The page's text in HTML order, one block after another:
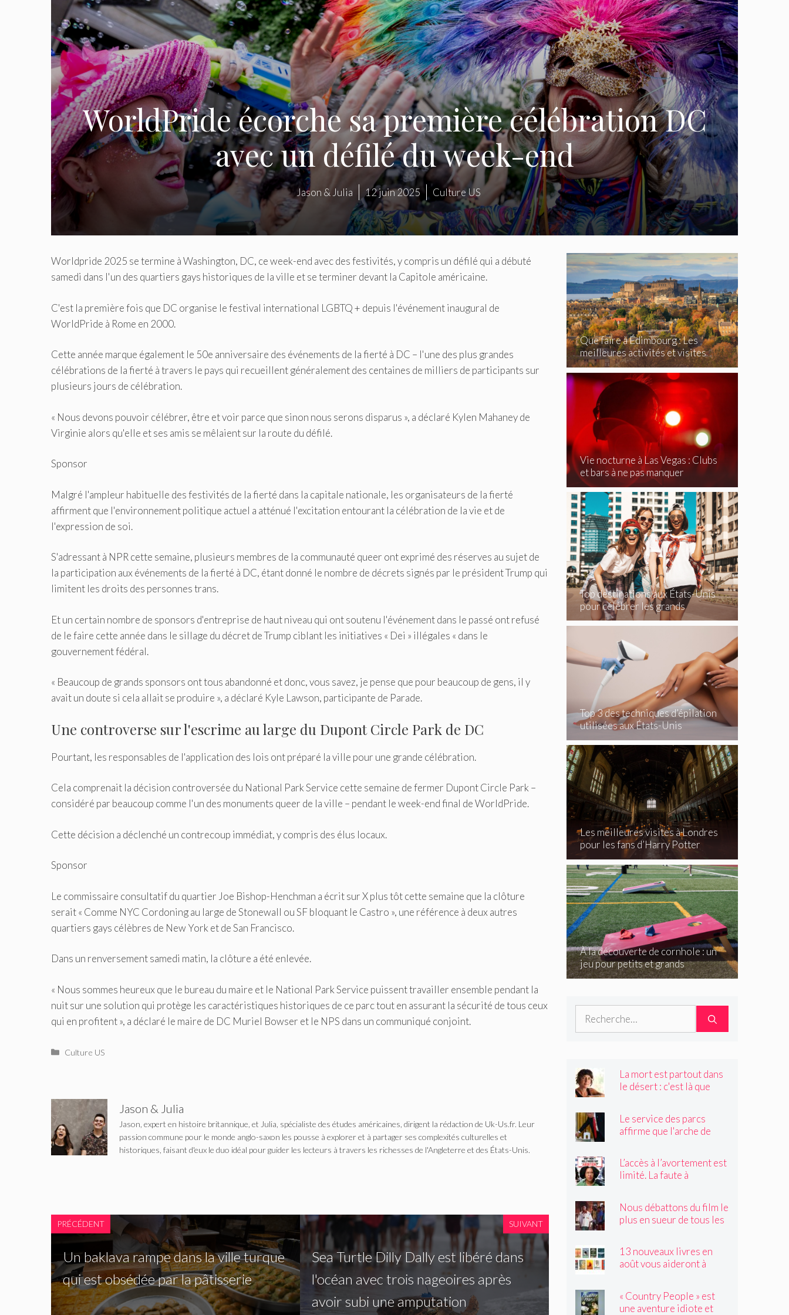
WorldPride écorche sa première célébration DC
avec un défilé du week-end
Jason & Julia 12 juin 2025 Culture US
Worldpride 2025 se termine à Washington, DC, ce week-end avec des festivités, y compris un défilé qui a débuté
samedi dans l'un des quartiers gays historiques de la ville et se terminer devant la Capitole américaine.
C'est la première fois que DC organise le festival international LGBTQ + depuis l'événement inaugural de
WorldPride à Rome en 2000.
Cette année marque également le 50e anniversaire des événements de la fierté à DC – l'une des plus grandes
célébrations de la fierté à travers le pays qui recueillent généralement des centaines de milliers de participants sur
plusieurs jours de célébration.
« Nous devons pouvoir célébrer, être et voir parce que sinon nous serons disparus », a déclaré Kylen Mahaney de
Virginie alors qu'elle et ses amis se mêlaient sur la route du défilé.
Sponsor
Malgré l'ampleur habituelle des festivités de la fierté dans la capitale nationale, les organisateurs de la fierté
affirment que l'environnement politique actuel a atténué l'excitation entourant la célébration de la vie et de
l'expression de soi.
S'adressant à NPR cette semaine, plusieurs membres de la communauté queer ont exprimé des réserves au sujet de
la participation aux événements de la fierté à DC, étant donné le nombre de décrets signés par le président Trump qui
limitent les droits des personnes trans.
Et un certain nombre de sponsors d'entreprise de haut niveau qui ont soutenu l'événement dans le passé ont refusé
de le faire cette année dans le sillage du décret de Trump ciblant les initiatives « Dei » illégales « dans le
gouvernement fédéral.
« Beaucoup de grands sponsors ont tous abandonné et donc, vous savez, je pense que pour beaucoup de gens, il y
avait un doute si cela allait se produire », a déclaré Kyle Lawson, participante de Parade.
Une controverse sur l'escrime au large du Dupont Circle Park de DC
Pourtant, les responsables de l'application des lois ont préparé la ville pour une grande célébration.
Cela comprenait la décision controversée du National Park Service cette semaine de fermer Dupont Circle Park –
considéré par beaucoup comme l'un des monuments queer de la ville – pendant le week-end final de WorldPride.
Cette décision a déclenché un contrecoup immédiat, y compris des élus locaux.
Sponsor
Le commissaire consultatif du quartier Joe Bishop-Henchman a écrit sur X plus tôt cette semaine que la clôture
serait« Comme NYC Cordoning au large de Stonewall ou SF bloquant le Castro », une référence à deux autres
quartiers gays célèbres de New York et de San Francisco.
Dans un renversement samedi matin, la clôture a été enlevée.
« Nous sommes heureux que le bureau du maire et le National Park Service puissent travailler ensemble pendant la
nuit sur une solution qui protège les caractéristiques historiques de ce parc tout en assurant la sécurité de tous ceux
qui en profitent », a déclaré le maire de DC Muriel Bowser et le NPS dans un communiqué conjoint.
Catégories
Culture US
Jason & Julia
Jason, expert en histoire britannique, et Julia, spécialiste des études américaines, dirigent la rédaction de Uk-Us.fr. Leur
passion commune pour le monde anglo-saxon les pousse à explorer et à partager ses complexités culturelles et
historiques, faisant d'eux le duo idéal pour guider les lecteurs à travers les richesses de l'Angleterre et des États-Unis.
PRÉCÉDENT
Un baklava rampe dans la ville turque
qui est obsédée par la pâtisserie
SUIVANT
Sea Turtle Dilly Dally est libéré dans
l'océan avec trois nageoires après
avoir subi une amputation
Que faire à Édimbourg : Les
meilleures activités et visites
incontournables
Vie nocturne à Las Vegas : Clubs
et bars à ne pas manquer
Top destinations aux États-Unis
pour célébrer les grands
événements
Top 3 des techniques d’épilation
utilisées aux États-Unis
Les meilleures visites à Londres
pour les fans d’Harry Potter
À la découverte de cornhole : un
jeu pour petits et grands
Rechercher :
La mort est partout dans
le désert : c'est là que
Le service des parcs
affirme que l'arche de
Pourrait-il être déplacé ?
L’accès à l’avortement est
limité. La faute à
Nous débattons du film le
plus en sueur de tous les
13 nouveaux livres en
août vous aideront à
« Country People » est
une aventure idiote et